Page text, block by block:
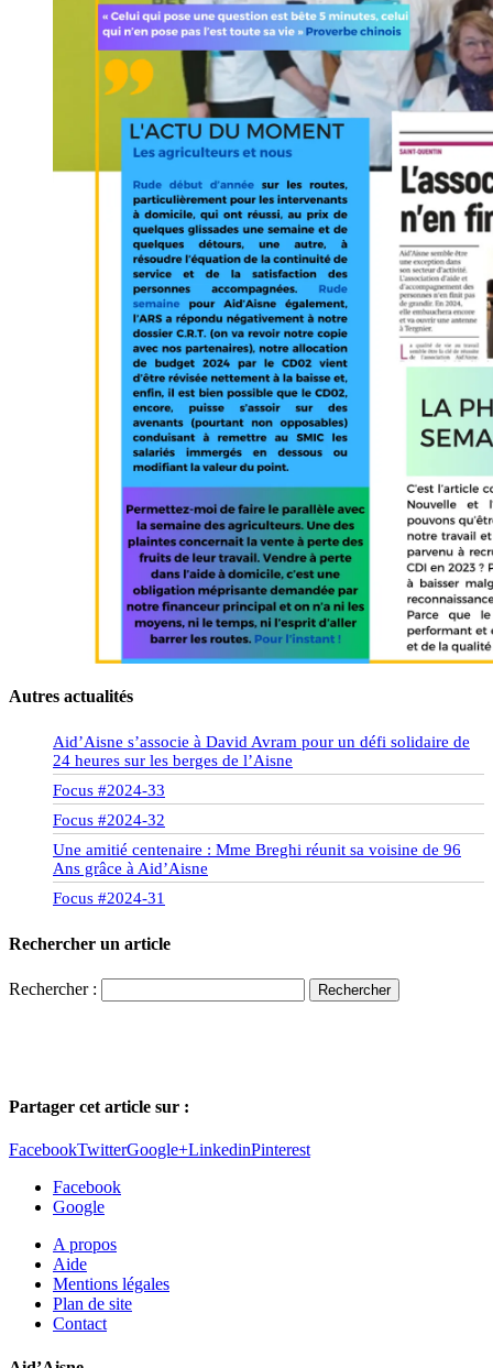
Autres actualités
Aid’Aisne s’associe à David Avram pour un défi solidaire de
24 heures sur les berges de l’Aisne
Focus #2024-33
Focus #2024-32
Une amitié centenaire : Mme Breghi réunit sa voisine de 96
Ans grâce à Aid’Aisne
Focus #2024-31
Rechercher un article
Rechercher :
Partager cet article sur :
FacebookTwitterGoogle+LinkedinPinterest
Facebook
Google
A propos
Aide
Mentions légales
Plan de site
Contact